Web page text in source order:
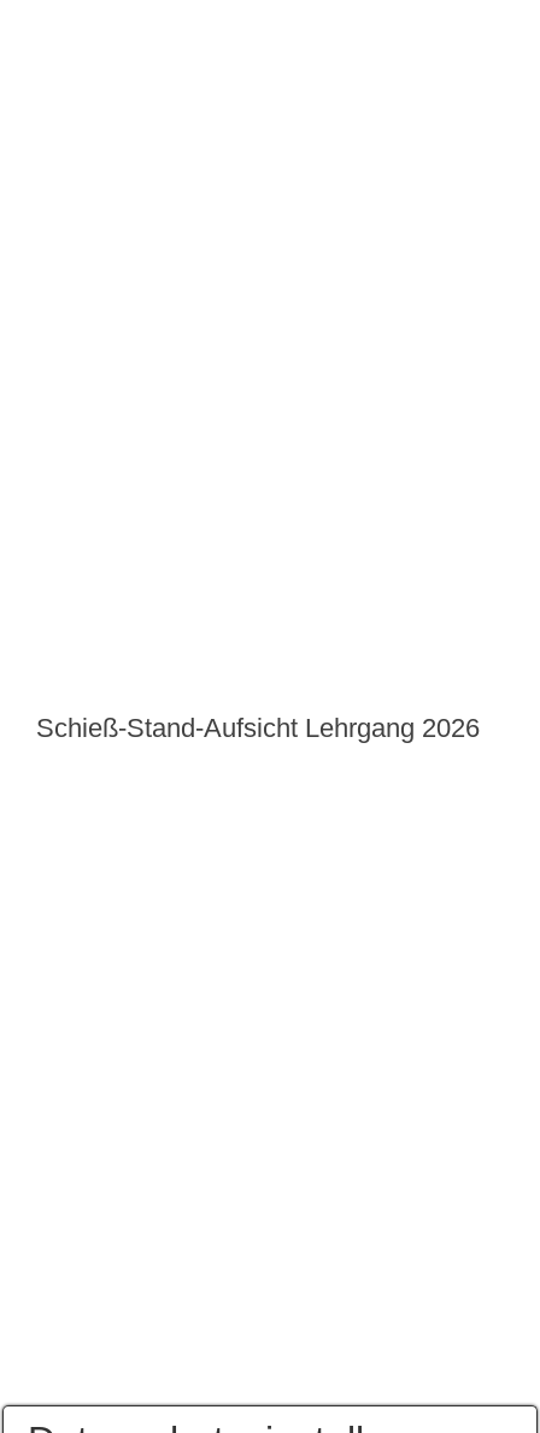
Schieß-Stand-Aufsicht Lehrgang 2026